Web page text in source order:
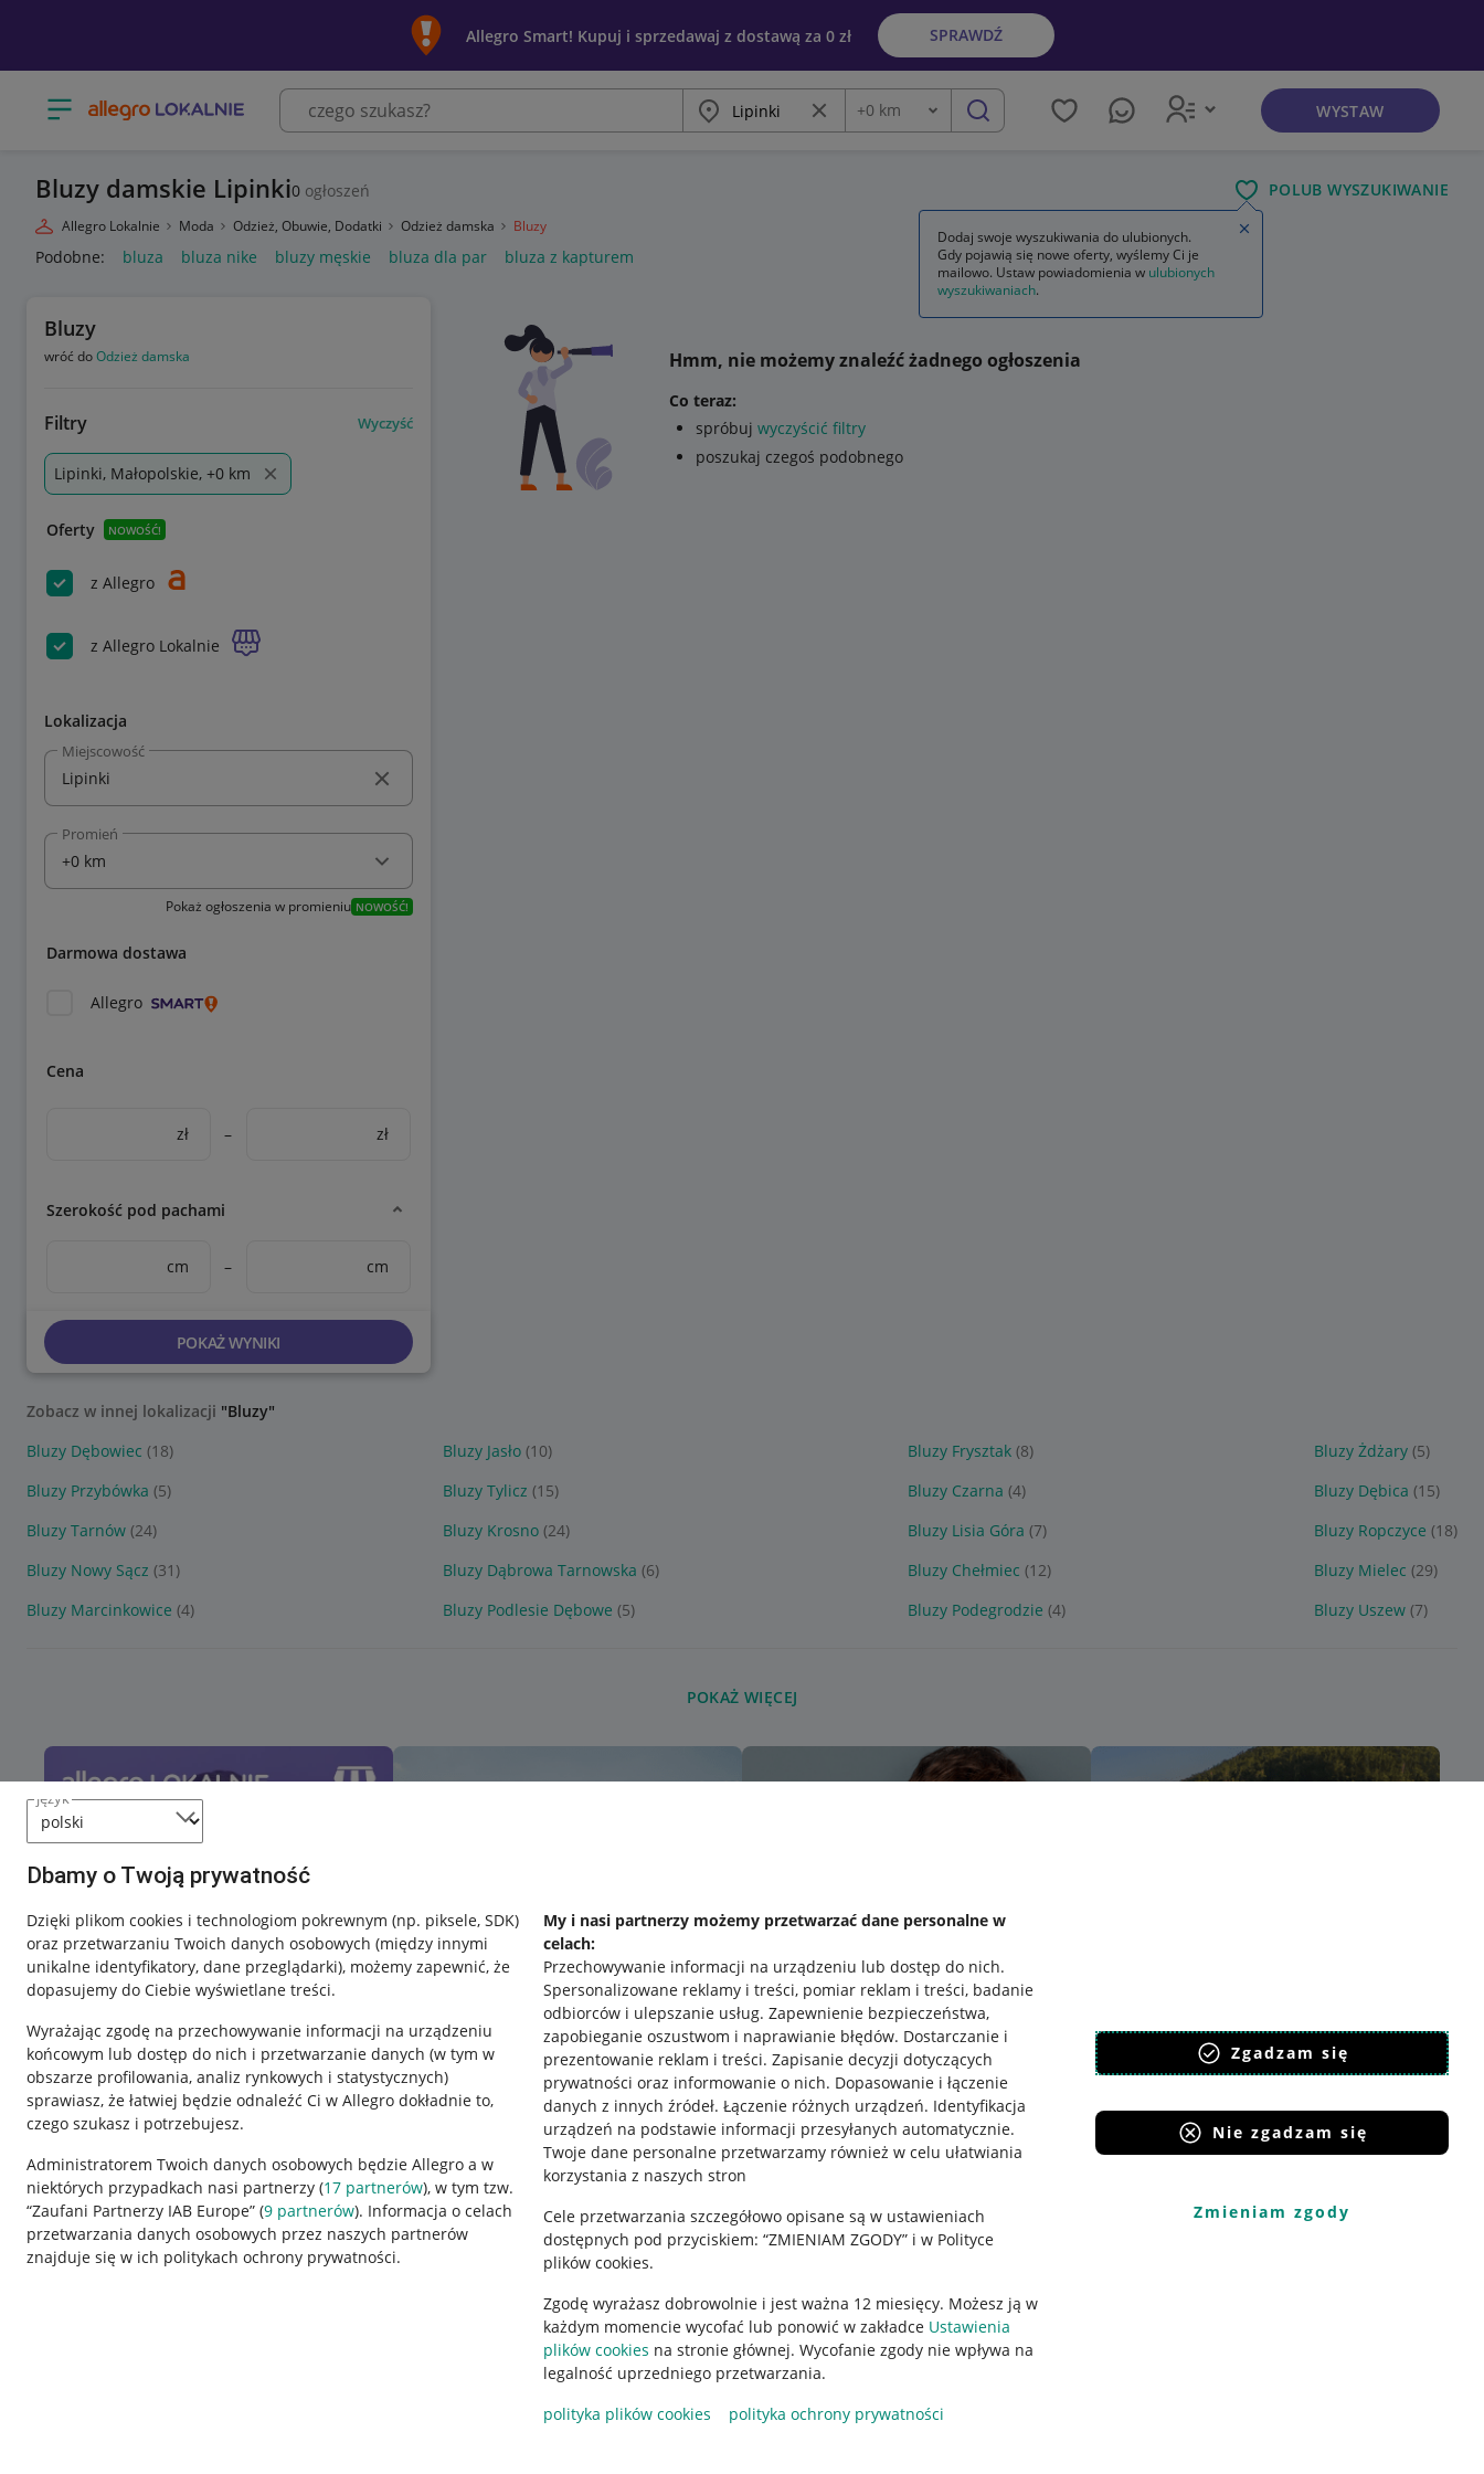
język
Dbamy o Twoją prywatność
Dzięki plikom cookies i technologiom pokrewnym (np. piksele, SDK)
oraz przetwarzaniu Twoich danych osobowych (między innymi
unikalne identyfikatory, dane przeglądarki), możemy zapewnić, że
dopasujemy do Ciebie wyświetlane treści.
Wyrażając zgodę na przechowywanie informacji na urządzeniu
końcowym lub dostęp do nich i przetwarzanie danych (w tym w
obszarze profilowania, analiz rynkowych i statystycznych)
sprawiasz, że łatwiej będzie odnaleźć Ci w Allegro dokładnie to,
czego szukasz i potrzebujesz.
Administratorem Twoich danych osobowych będzie Allegro a w
niektórych przypadkach nasi partnerzy (17 partnerów), w tym tzw.
“Zaufani Partnerzy IAB Europe” (9 partnerów). Informacja o celach
przetwarzania danych osobowych przez naszych partnerów
znajduje się w ich politykach ochrony prywatności.
My i nasi partnerzy możemy przetwarzać dane personalne w
celach:
Przechowywanie informacji na urządzeniu lub dostęp do nich.
Spersonalizowane reklamy i treści, pomiar reklam i treści, badanie
odbiorców i ulepszanie usług. Zapewnienie bezpieczeństwa,
zapobieganie oszustwom i naprawianie błędów. Dostarczanie i
prezentowanie reklam i treści. Zapisanie decyzji dotyczących
prywatności oraz informowanie o nich. Dopasowanie i łączenie
danych z innych źródeł. Łączenie różnych urządzeń. Identyfikacja
urządzeń na podstawie informacji przesyłanych automatycznie.
Twoje dane personalne przetwarzamy również w celu ułatwiania
korzystania z naszych stron
Cele przetwarzania szczegółowo opisane są w ustawieniach
dostępnych pod przyciskiem: “ZMIENIAM ZGODY” i w Polityce
plików cookies.
Zgodę wyrażasz dobrowolnie i jest ważna 12 miesięcy. Możesz ją w
każdym momencie wycofać lub ponowić w zakładce Ustawienia
plików cookies na stronie głównej. Wycofanie zgody nie wpływa na
legalność uprzedniego przetwarzania.
polityka plików cookies
polityka ochrony prywatności
Zgadzam się
Nie zgadzam się
Zmieniam zgody
Allegro Smart! Kupuj i sprzedawaj z dostawą za 0 zł SPRAWDŹ
Otwórz menu z kategoriami Miasto Wyczyść frazę
Odległość
+0 km szukaj WYSTAW
Bluzy damskie Lipinki0 ogłoszeń POLUB WYSZUKIWANIE
Allegro Lokalnie Moda Odzież, Obuwie, Dodatki Odzież damska Bluzy
Podobne: bluza bluza nike bluzy męskie bluza dla par bluza z kapturem
Bluzy
wróć doOdzież damska
Filtry Wyczyść
Lipinki, Małopolskie, +0 km
Oferty NOWOŚĆ!
z Allegro
z Allegro Lokalnie
Lokalizacja
Miejscowość
Promień
Pokaż ogłoszenia w promieniu NOWOŚĆ!
Darmowa dostawa
Allegro
Cena
zł – zł
Szerokość pod pachami
cm – cm
POKAŻ WYNIKI
Hmm, nie możemy znaleźć żadnego ogłoszenia
Co teraz:
spróbuj wyczyścić filtry
poszukaj czegoś podobnego
Zobacz w innej lokalizacji "Bluzy"
Bluzy Dębowiec (18) Bluzy Jasło (10) Bluzy Frysztak (8) Bluzy Żdżary (5)
Bluzy Przybówka (5) Bluzy Tylicz (15) Bluzy Czarna (4) Bluzy Dębica (15)
Bluzy Tarnów (24) Bluzy Krosno (24) Bluzy Lisia Góra (7) Bluzy Ropczyce (18)
Bluzy Nowy Sącz (31) Bluzy Dąbrowa Tarnowska (6) Bluzy Chełmiec (12) Bluzy Mielec (29)
Bluzy Marcinkowice (4) Bluzy Podlesie Dębowe (5) Bluzy Podegrodzie (4) Bluzy Uszew (7)
POKAŻ WIĘCEJ
Przydatne informacje
Jak to działa
Napisz do nas
Allegro Gadane dla sprzedających
Regulamin
Polityka plików "cookies"
Ustawienia plików "cookies"
Udostępnianie lokalizacji
Informacje dla Aktu o Usługach Cyfrowych
Pobierz aplikację
Dodaj swoje wyszukiwania do ulubionych.
Gdy pojawią się nowe oferty, wyślemy Ci je
mailowo. Ustaw powiadomienia w ulubionych
wyszukiwaniach.
Zamknij wskazówkę